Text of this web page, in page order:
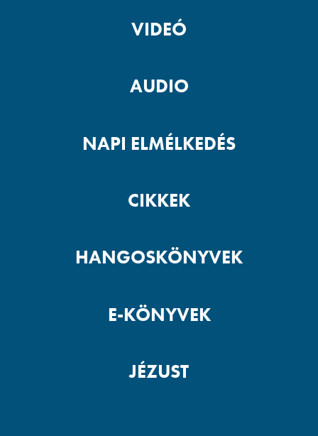
VIDEÓ
AUDIO
NAPI ELMÉLKEDÉS
CIKKEK
HANGOSKÖNYVEK
E-KÖNYVEK
JÉZUST